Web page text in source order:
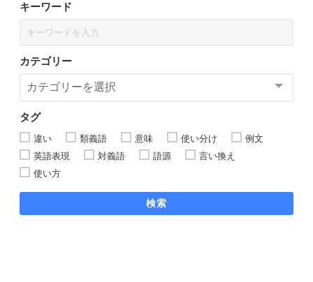
キーワード
カテゴリー
タグ
違い 類義語 意味 使い分け
例文
英語表現
対義語 語源
言い換え
使い方
検索